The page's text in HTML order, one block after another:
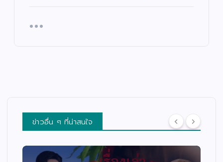
ข่าวอื่น ๆ ที่น่าสนใจ